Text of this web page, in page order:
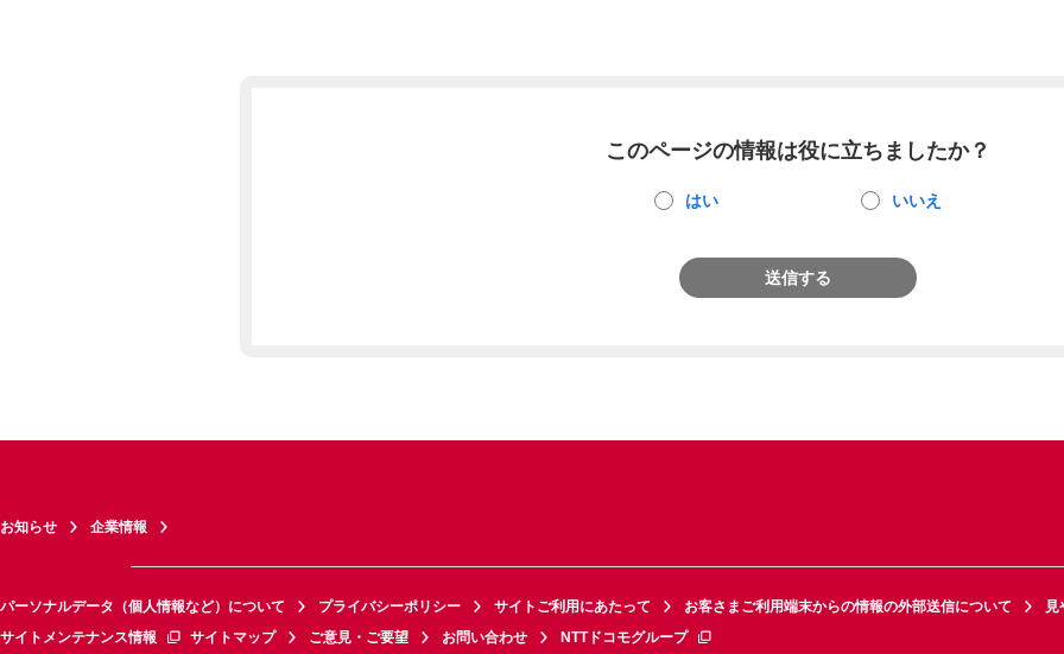
このページの情報は役に立ちましたか？
はい いいえ
送信する
お知らせ 企業情報
パーソナルデータ（個人情報など）について プライバシーポリシー サイトご利用にあたって お客さまご利用端末からの情報の外部送信について
見
サイトメンテナンス情報
サイトマップ ご意見・ご要望 お問い合わせ NTTドコモグループ